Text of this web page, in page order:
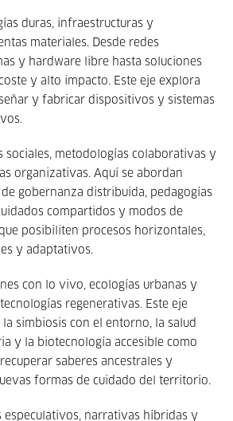
duras, infraestructuras y
materiales. Desde redes
y hardware libre hasta soluciones
y alto impacto. Este eje explora
y fabricar dispositivos y sistemas
sociales, metodologías colaborativas y
organizativas. Aquí se abordan
gobernanza distribuida, pedagogías
compartidos y modos de
posibiliten procesos horizontales,
y adaptativos.
con lo vivo, ecologías urbanas y
regenerativas. Este eje
la simbiosis con el entorno, la salud
y la biotecnología accesible como
saberes ancestrales y
formas de cuidado del territorio.
especulativos, narrativas híbridas y